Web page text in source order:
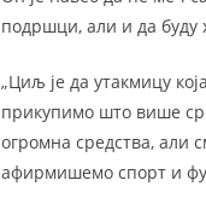
подршци, али и да буду
„Циљ је да утакмицу
прикупимо што више
огромна средства, али
афирмишемо спорт и